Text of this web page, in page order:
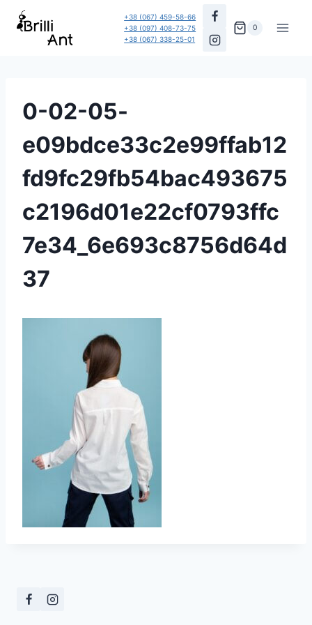
Перейти
+38 (067) 459-58-66
+38 (097) 408-73-75
+38 (067) 338-25-01
0
0-02-05-
e09bdce33c2e99ffab12
fd9fc29fb54bac493675
c2196d01e22cf0793ffc
7e34_6e693c8756d64d
37